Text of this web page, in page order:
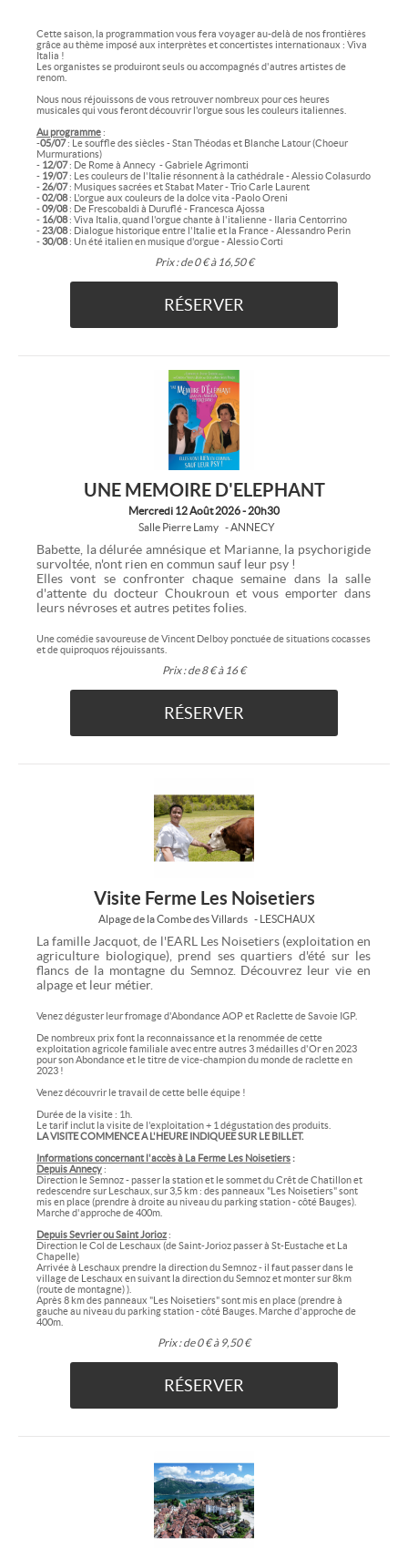
Cette saison, la programmation vous fera voyager au-delà de nos frontières
grâce au thème imposé aux interprètes et concertistes internationaux : Viva
Italia !
Les organistes se produiront seuls ou accompagnés d'autres artistes de
renom.
Nous nous réjouissons de vous retrouver nombreux pour ces heures
musicales qui vous feront découvrir l'orgue sous les couleurs italiennes.
Au programme:
-05/07: Le souffle des siècles - Stan Théodas et Blanche Latour (Choeur
Murmurations)
- 12/07: De Rome à Annecy - Gabriele Agrimonti
- 19/07: Les couleurs de l'Italie résonnent à la cathédrale - Alessio Colasurdo
-26/07: Musiques sacrées et Stabat Mater - Trio Carle Laurent
-02/08: L'orgue aux couleurs de la dolce vita -Paolo Oreni
-09/08: De Frescobaldi à Duruflé - Francesca Ajossa
- 16/08: Viva Italia, quand l'orgue chante à l'italienne - Ilaria Centorrino
-23/08: Dialogue historique entre l'Italie et la France - Alessandro Perin
-30/08: Un été italien en musique d'orgue - Alessio Corti
Prix :de 0 € à 16,50 €
RÉSERVER
UNE MEMOIRE D'ELEPHANT
Mercredi 12 Août 2026 - 20h30
Salle Pierre Lamy - ANNECY
Babette, la délurée amnésique et Marianne, la psychorigide
survoltée, n'ont rien en commun sauf leur psy !
Elles vont se confronter chaque semaine dans la salle
d'attente du docteur Choukroun et vous emporter dans
leurs névroses et autres petites folies.
Une comédie savoureuse de Vincent Delboy ponctuée de situations cocasses
et de quiproquos réjouissants.
Prix :de 8 € à 16 €
RÉSERVER
Visite Ferme Les Noisetiers
Alpage de la Combe des Villards - LESCHAUX
La famille Jacquot, de l'EARL Les Noisetiers (exploitation en
agriculture biologique), prend ses quartiers d'été sur les
flancs de la montagne du Semnoz. Découvrez leur vie en
alpage et leur métier.
Venez déguster leur fromage d'Abondance AOP et Raclette de Savoie IGP.
De nombreux prix font la reconnaissance et la renommée de cette
exploitation agricole familiale avec entre autres 3 médailles d'Or en 2023
pour son Abondance et le titre de vice-champion du monde de raclette en
2023 !
Venez découvrir le travail de cette belle équipe !
Durée de la visite : 1h.
Le tarif inclut la visite de l'exploitation + 1 dégustation des produits.
LA VISITE COMMENCE A L'HEURE INDIQUEE SUR LE BILLET.
Informations concernant l'accès à La Ferme Les Noisetiers:
Depuis Annecy:
Direction le Semnoz - passer la station et le sommet du Crêt de Chatillon et
redescendre sur Leschaux, sur 3,5 km : des panneaux "Les Noisetiers" sont
mis en place (prendre à droite au niveau du parking station - côté Bauges).
Marche d'approche de 400m.
Depuis Sevrier ou Saint Jorioz:
Direction le Col de Leschaux (de Saint-Jorioz passer à St-Eustache et La
Chapelle)
Arrivée à Leschaux prendre la direction du Semnoz - il faut passer dans le
village de Leschaux en suivant la direction du Semnoz et monter sur 8km
(route de montagne) ).
Après 8 km des panneaux "Les Noisetiers" sont mis en place (prendre à
gauche au niveau du parking station - côté Bauges. Marche d'approche de
400m.
Prix :de 0 € à 9,50 €
RÉSERVER